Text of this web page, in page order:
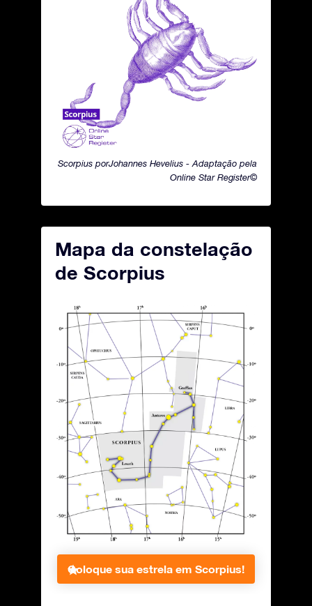
Scorpius porJohannes Hevelius - Adaptação pela
Online Star Register©
Mapa da constelação
de Scorpius
Coloque sua estrela em Scorpius!